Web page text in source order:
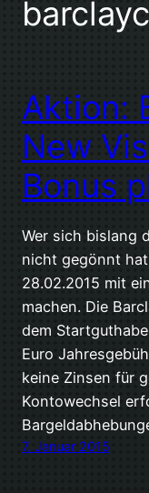
Aktion:
New
Bonus
Wer sich bislang
nicht gegönnt
28.02.2015 mit
machen. Die
dem
Euro
keine Zinsen für
Kontowechsel
7. Januar 2015